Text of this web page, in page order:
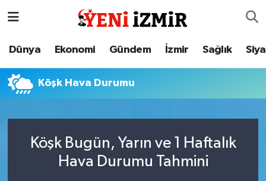
Dünya Ekonomi Gündem İzmir Sağlık
Köşk Hava Durumu
Köşk Bugün, Yarın ve 1 Haftalık
Hava Durumu Tahmini
Dünya
İzmir
Sağlık
İzmir Nöbetçi Eczaneler
İzmir Trafik Yoğunluk Haritası
Süper Lig Puan Durumu ve Fikstür